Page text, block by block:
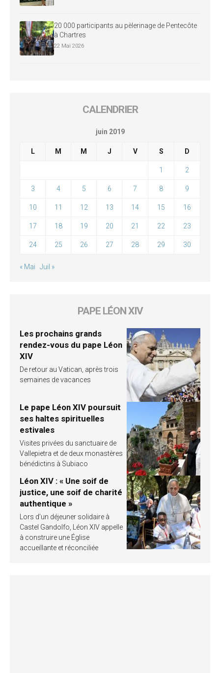
20 000 participants au pèlerinage de Pentecôte
à Chartres
22 Mai 2026
CALENDRIER
juin 2019
L M M J V S D
1 2
3 4 5 6 7 8 9
10 11 12 13 14 15 16
17 18 19 20 21 22 23
24 25 26 27 28 29 30
« Mai Juil »
PAPE LÉON XIV
Les prochains grands
rendez-vous du pape Léon
XIV
De retour au Vatican, après trois
semaines de vacances
Le pape Léon XIV poursuit
ses haltes spirituelles
estivales
Visites privées du sanctuaire de
Vallepietra et de deux monastères
bénédictins à Subiaco
Léon XIV : « Une soif de
justice, une soif de charité
authentique »
Lors d’un déjeuner solidaire à
Castel Gandolfo, Léon XIV appelle
à construire une Église
accueillante et réconciliée